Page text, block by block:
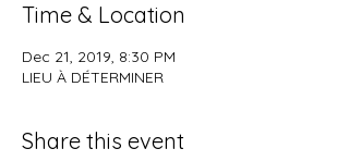
Time & Location
Dec 21, 2019, 8:30 PM
LIEU À DÉTERMINER
Share this event